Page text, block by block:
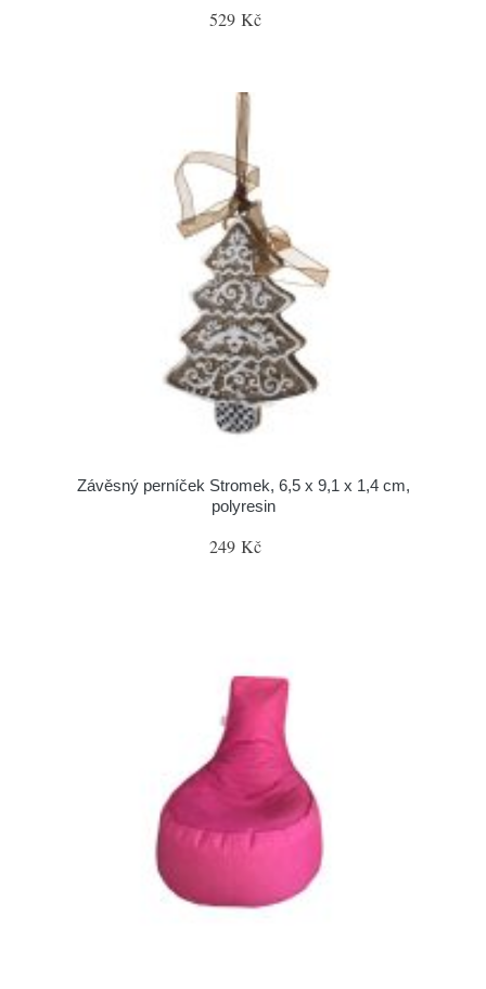
529 Kč
Závěsný perníček Stromek, 6,5 x 9,1 x 1,4 cm,
polyresin
249 Kč